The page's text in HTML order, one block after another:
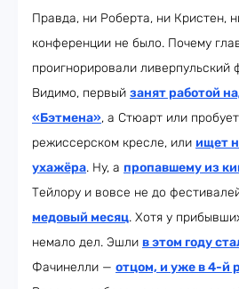
Правда, ни Роберта, ни Кристен,
конференции не было. Почему
проигнорировали ливерпульский
Видимо, первый занят работой
«Бэтмена», а Стюарт или
режиссерском кресле, или ищет
ухажёра. Ну, а пропавшему из
Тейлору и вовсе не до
медовый месяц. Хотя у
немало дел. Эшли в этом году
Фачинелли — отцом, и уже в 4-й